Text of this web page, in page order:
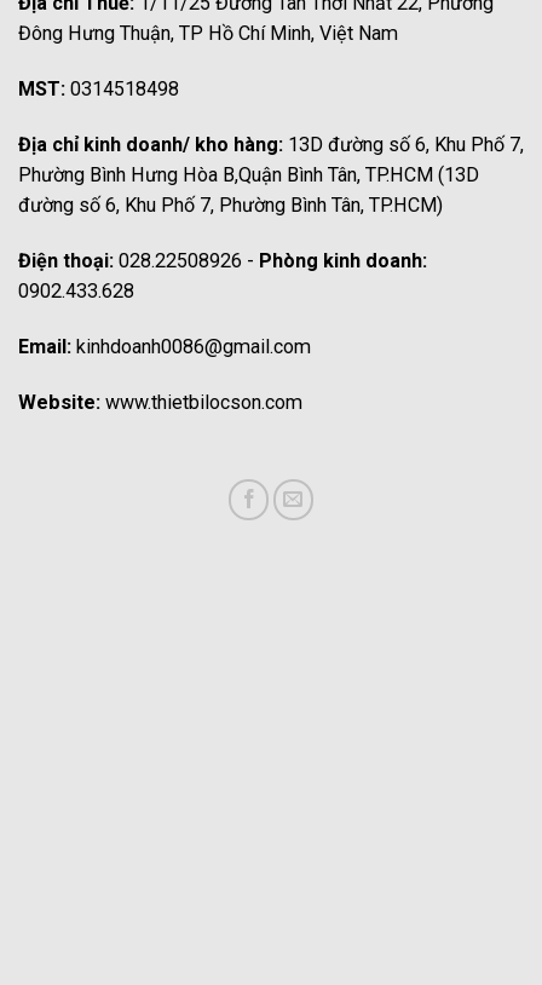
Đông Hưng Thuận, TP Hồ Chí Minh, Việt Nam
MST: 0314518498
Địa chỉ kinh doanh/ kho hàng: 13D đường số 6, Khu Phố 7,
Phường Bình Hưng Hòa B,Quận Bình Tân, TP.HCM (13D
đường số 6, Khu Phố 7, Phường Bình Tân, TP.HCM)
Điện thoại: 028.22508926 - Phòng kinh doanh:
0902.433.628
Email: kinhdoanh0086@gmail.com
Website: www.thietbilocson.com